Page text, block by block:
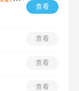
查看
查看
查看
查看